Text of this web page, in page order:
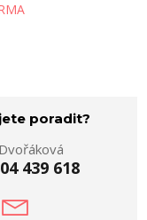
poradit?
439 618